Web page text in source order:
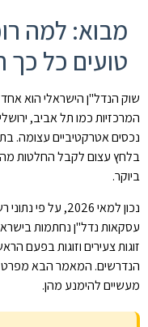
מבוא: למה
טועים כל כך
שוק הנדל"ן הישראלי הוא
המרכזיות כמו תל אביב,
נכסים אטרקטיביים עצומה.
בלחץ עצום לקבל החלטות
ביוקר.
נכון למאי 2026,
עסקאות נדל"ן נחתמות
זוגות צעירים וזוגות בפעם
הנדרשים. המאמר הבא
מעשיים להימנע מהן.